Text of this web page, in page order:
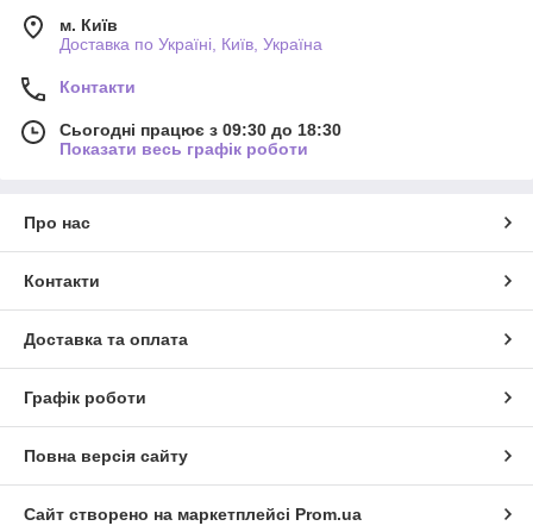
м. Київ
Доставка по Україні, Київ, Україна
Контакти
Сьогодні працює з 09:30 до 18:30
Показати весь графік роботи
Про нас
Контакти
Доставка та оплата
Графік роботи
Повна версія сайту
Сайт створено на маркетплейсі Prom.ua